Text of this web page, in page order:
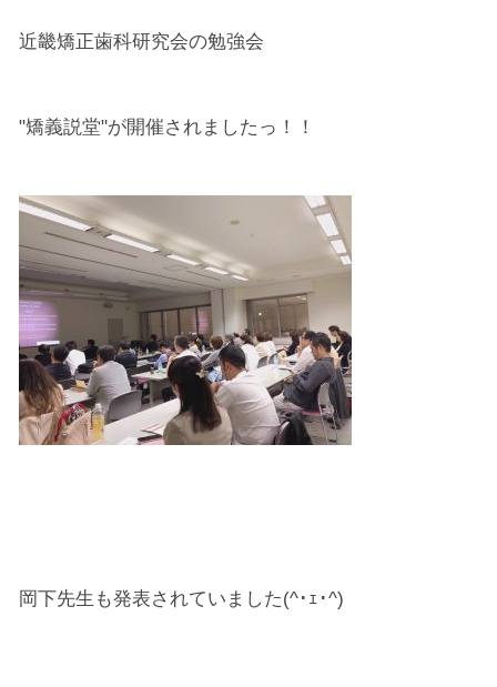
近畿矯正歯科研究会の勉強会
"矯義説堂"が開催されましたっ！！
岡下先生も発表されていました(^･ｪ･^)